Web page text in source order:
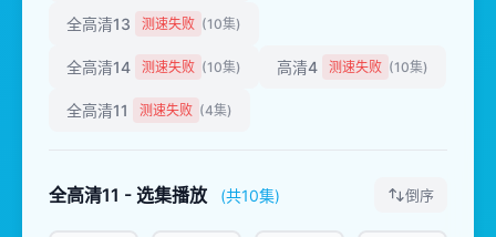
全高清13 测速失败 (10集)
全高清14 测速失败 (10集) 高清4 测速失败 (10集)
全高清11 测速失败 (4集)
全高清11 - 选集播放 (共10集) 倒序